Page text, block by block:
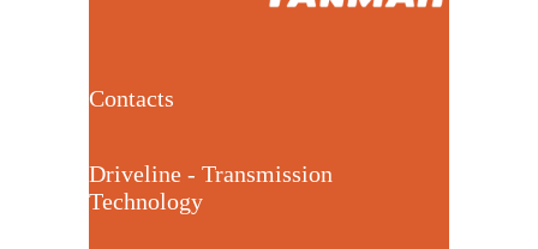
Contacts
Driveline - Transmission
Technology